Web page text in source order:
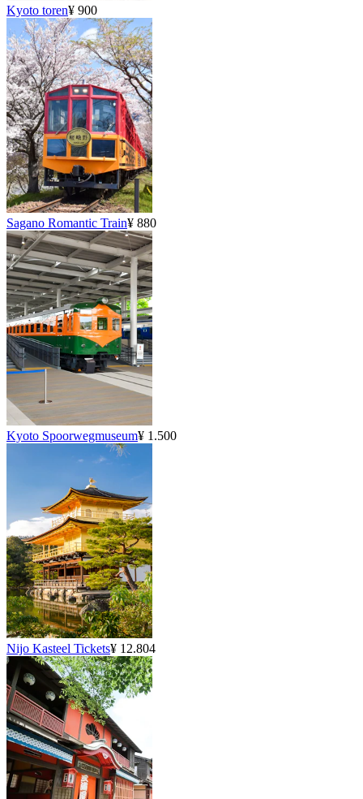
Kyoto toren¥ 900
Sagano Romantic Train¥ 880
Kyoto Spoorwegmuseum¥ 1.500
Nijo Kasteel Tickets¥ 12.804